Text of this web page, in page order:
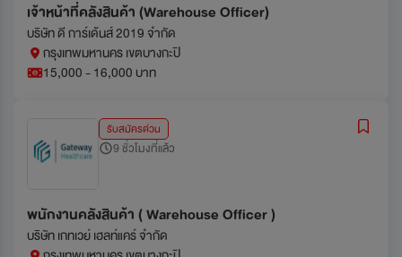
เจ้าหน้าที่คลังสินค้า (Warehouse Officer)
บริษัท ดี การ์เด้นส์ 2019 จำกัด
กรุงเทพมหานคร เขตบางกะปิ
15,000 - 16,000 บาท
รับสมัครด่วน
9 ชั่วโมงที่แล้ว
พนักงานคลังสินค้า ( Warehouse Officer )
บริษัท เกทเวย์ เฮลท์แคร์ จำกัด